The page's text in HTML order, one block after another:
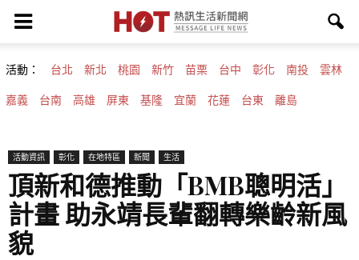
活動： 台北 新北 桃園 新竹 苗栗 台中 彰化 南投 雲林
嘉義 台南 高雄 屏東 基隆 宜蘭 花蓮 台東 離島
活動資訊 彰化 在地特區 新聞 生活
頂新和德推動「BMB聰明活」
計畫 助永靖長輩翻轉樂齡新風
貌